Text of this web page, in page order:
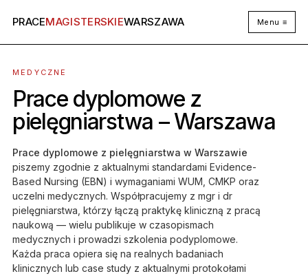
PRACEMAGISTERSKIEWARSZAWA Menu ≡
MEDYCZNE
Prace dyplomowe z
pielęgniarstwa – Warszawa
Prace dyplomowe z pielęgniarstwa w Warszawie
piszemy zgodnie z aktualnymi standardami Evidence-
Based Nursing (EBN) i wymaganiami WUM, CMKP oraz
uczelni medycznych. Współpracujemy z mgr i dr
pielęgniarstwa, którzy łączą praktykę kliniczną z pracą
naukową — wielu publikuje w czasopismach
medycznych i prowadzi szkolenia podyplomowe.
Każda praca opiera się na realnych badaniach
klinicznych lub case study z aktualnymi protokołami